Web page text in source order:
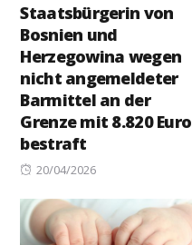
Staatsbürgerin von
Bosnien und
Herzegowina wegen
nicht angemeldeter
Barmittel an der
Grenze mit 8.820 Euro
bestraft
Posted
20/04/2026